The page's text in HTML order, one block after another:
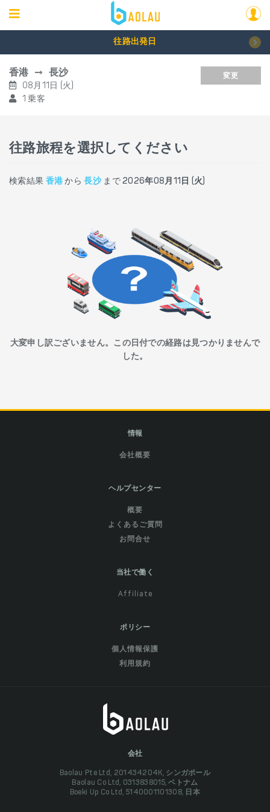
往路出発日
香港 長沙
08月11日 (火)
1 乗客
変更
往路旅程を選択してください
検索結果 香港 から長沙まで2026年08月11日 (火)
大変申し訳ございません。この日付での経路は見つかりませんで
した。
情報
会社概要
ヘルプセンター
概要
よくあるご質問
お問合せ
当社で働く
Affiliate
ポリシー
個人情報保護
利用規約
会社
Baolau Pte Ltd, 201434204K, シンガポール
Baolau Co Ltd, 0313838015, ベトナム
Boeki Up Co Ltd, 5140001101308, 日本